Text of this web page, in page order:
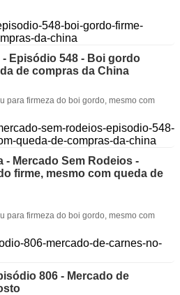
Episódio 548 - Boi gordo
de compras da China
para firmeza do boi gordo, mesmo com
- Mercado Sem Rodeios -
firme, mesmo com queda de
para firmeza do boi gordo, mesmo com
806 - Mercado de